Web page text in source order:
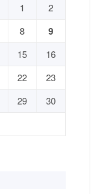
1
2
8 9
15
16
22
23
29
30